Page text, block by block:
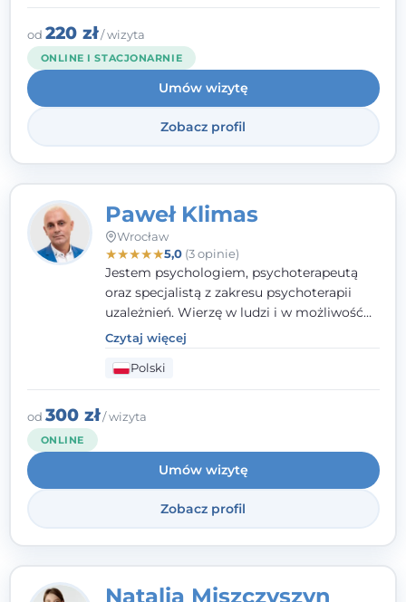
bezpieczeństwa, zrozumienia oraz wolności
w wyrażaniu swojego zdania. Kieruję się
etyką zawodową, wierząc, że każdy
człowiek powinien otrzymać wsparcie i
pomoc, by poradzić sobie ze swoimi
problemami.
od 220 zł/ wizyta
ONLINE I STACJONARNIE
Umów wizytę
Zobacz profil
Paweł Klimas
Wrocław
★★★★★5,0(3 opinie)
Jestem psychologiem, psychoterapeutą
oraz specjalistą z zakresu psychoterapii
uzależnień. Wierzę w ludzi i w możliwość
wprowadzenia zmian w ich życiu. Bardzo
często przekonuje się o tym, że każdy z nas,
w tym Ty i ja, ma wpływ na swoje
szczęście. Należy uwierzyć w siebie i działać
w obranym kierunku.
Czytaj więcej
Polski
od 300 zł/ wizyta
ONLINE
Umów wizytę
Zobacz profil
Natalia Miszczyszyn